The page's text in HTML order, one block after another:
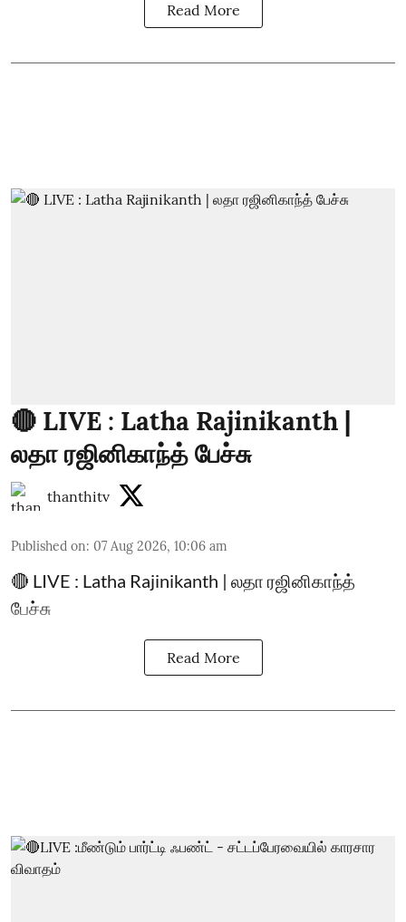
Read More
🔴 LIVE : Latha Rajinikanth |
லதா ரஜினிகாந்த் பேச்சு
thanthitv
Published on: 07 Aug 2026, 10:06 am
🔴 LIVE : Latha Rajinikanth | லதா ரஜினிகாந்த்
பேச்சு
Read More